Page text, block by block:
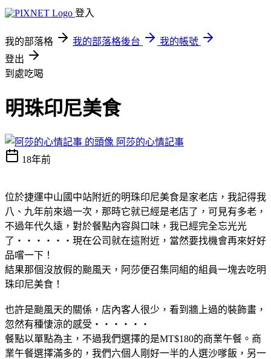
登入
我的部落格 我的部落格後台
我的帳號
登出
到處吃喝
明珠印尼美食
阿莎的心情記事
18年前
位於捷運中山國中站附近的明珠印尼美食是家老店，我記得我
八、九年前來過一次，那時它就已經是老店了，可見有多老，
不過年代久遠，對於餐點內容與口味，我已經完全忘光光
了‧‧‧‧‧‧ 現在公司就在這附近，當然要找機會再來好好
品嚐一下！
結果那個沒放假的颱風天，阿莎便召集同組的組員一塊去吃明
珠印尼美食！
也許是颱風天的關係，店內客人很少，看到牆上過的裝飾畫，
忽然有種悽涼的感受‧‧‧‧‧‧
餐點以單點為主，不過我們選擇的是MT$180的商業午餐。商
業午餐選擇滿多的，我們六個人剛好一半的人選沙嗲飯，另一